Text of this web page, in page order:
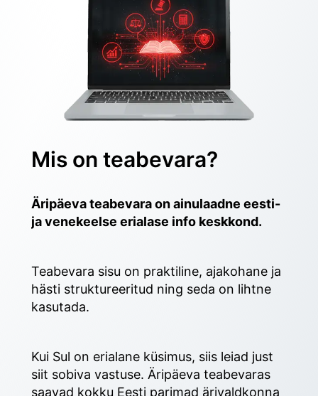
Mis on teabevara?
Äripäeva teabevara on ainulaadne eesti-
ja venekeelse erialase info keskkond.
Teabevara sisu on praktiline, ajakohane ja
hästi struktureeritud ning seda on lihtne
kasutada.
Kui Sul on erialane küsimus, siis leiad just
siit sobiva vastuse. Äripäeva teabevaras
saavad kokku Eesti parimad ärivaldkonna